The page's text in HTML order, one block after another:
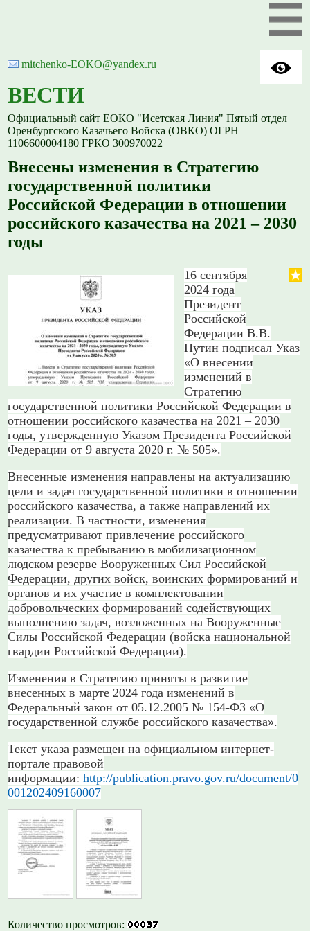
mitchenko-EOKO@yandex.ru
ВЕСТИ
Официальный сайт ЕОКО "Исетская Линия" Пятый отдел
Оренбургского Казачьего Войска (ОВКО) ОГРН
1106600004180 ГРКО 300970022
Внесены изменения в Стратегию
государственной политики
Российской Федерации в отношении
российского казачества на 2021 – 2030
годы
16 сентября
2024 года
Президент
Российской
Федерации В.В.
Путин подписал Указ
«О внесении
изменений в
Стратегию
государственной политики Российской Федерации в
отношении российского казачества на 2021 – 2030
годы, утвержденную Указом Президента Российской
Федерации от 9 августа 2020 г. № 505».
Внесенные изменения направлены на актуализацию
цели и задач государственной политики в отношении
российского казачества, а также направлений их
реализации. В частности, изменения
предусматривают привлечение российского
казачества к пребыванию в мобилизационном
людском резерве Вооруженных Сил Российской
Федерации, других войск, воинских формирований и
органов и их участие в комплектовании
добровольческих формирований содействующих
выполнению задач, возложенных на Вооруженные
Силы Российской Федерации (войска национальной
гвардии Российской Федерации).
Изменения в Стратегию приняты в развитие
внесенных в марте 2024 года изменений в
Федеральный закон от 05.12.2005 № 154-ФЗ «О
государственной службе российского казачества».
Текст указа размещен на официальном интернет-
портале правовой
информации: http://publication.pravo.gov.ru/document/0
001202409160007
Количество просмотров: